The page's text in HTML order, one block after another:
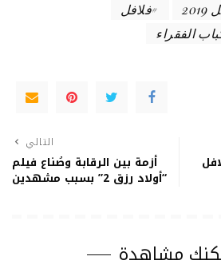
فلافل
الفقراء
التالي
أزمة بين الرقابة وصُناع فيلم
“أولاد رزق 2” بسبب مشهدين
مشاهدة